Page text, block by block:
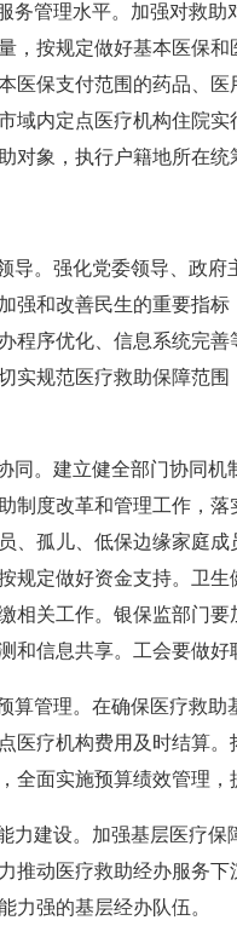
务管理水平。加强对救
，按规定做好基本医保
医保支付范围的药品、
域内定点医疗机构住院
对象，执行户籍地所在
导。强化党委领导、政
强和改善民生的重要指
程序优化、信息系统完
实规范医疗救助保障范
同。建立健全部门协同
制度改革和管理工作，
、孤儿、低保边缘家庭
规定做好资金支持。卫
相关工作。银保监部门
和信息共享。工会要做
算管理。在确保医疗救
医疗机构费用及时结算
全面实施预算绩效管理
力建设。加强基层医疗
推动医疗救助经办服务
力强的基层经办队伍。